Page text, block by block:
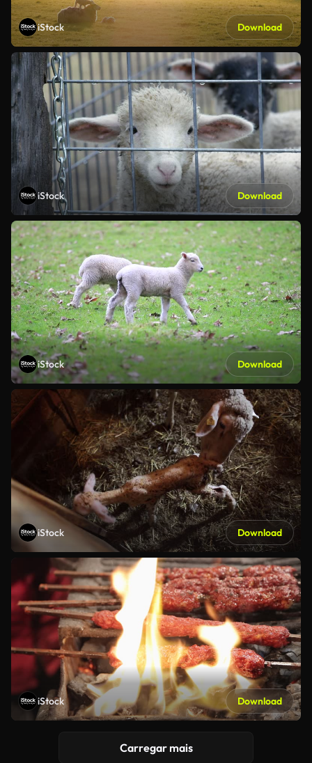
iStock Download
iStock Download
iStock Download
iStock Download
iStock Download
Carregar mais